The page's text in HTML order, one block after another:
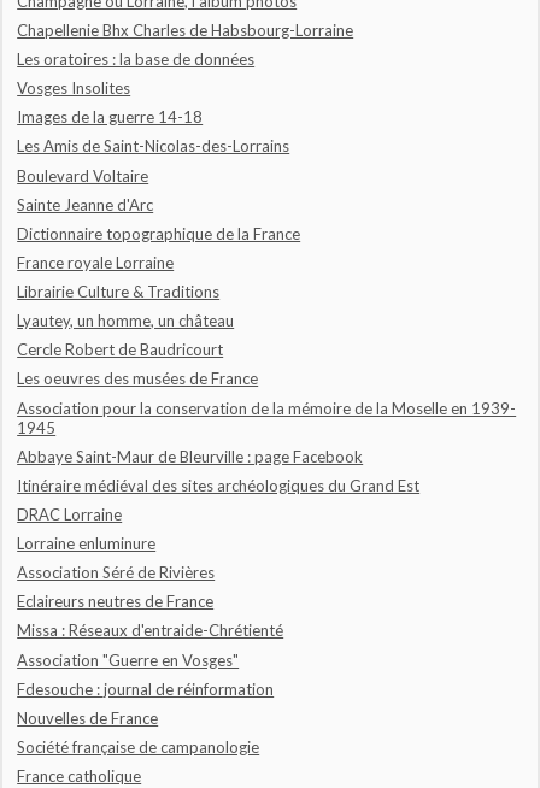
Chapellenie Bhx Charles de Habsbourg-Lorraine
Les oratoires : la base de données
Vosges Insolites
Images de la guerre 14-18
Les Amis de Saint-Nicolas-des-Lorrains
Boulevard Voltaire
Sainte Jeanne d'Arc
Dictionnaire topographique de la France
France royale Lorraine
Librairie Culture & Traditions
Lyautey, un homme, un château
Cercle Robert de Baudricourt
Les oeuvres des musées de France
Association pour la conservation de la mémoire de la Moselle en 1939-
1945
Abbaye Saint-Maur de Bleurville : page Facebook
Itinéraire médiéval des sites archéologiques du Grand Est
DRAC Lorraine
Lorraine enluminure
Association Séré de Rivières
Eclaireurs neutres de France
Missa : Réseaux d'entraide-Chrétienté
Association "Guerre en Vosges"
Fdesouche : journal de réinformation
Nouvelles de France
Société française de campanologie
France catholique